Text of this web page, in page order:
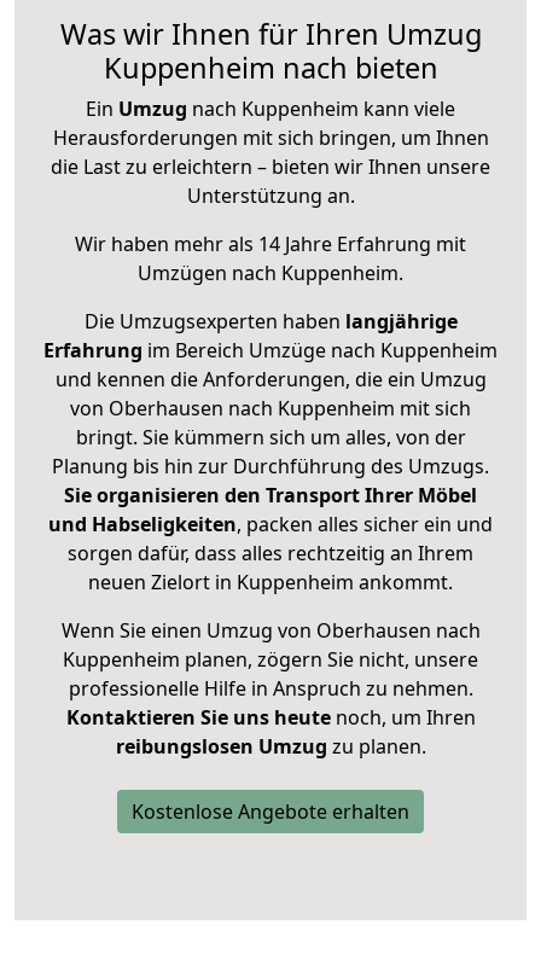
Was wir Ihnen für Ihren Umzug
Kuppenheim nach bieten
Ein Umzug nach Kuppenheim kann viele
Herausforderungen mit sich bringen, um Ihnen
die Last zu erleichtern – bieten wir Ihnen unsere
Unterstützung an.
Wir haben mehr als 14 Jahre Erfahrung mit
Umzügen nach Kuppenheim.
Die Umzugsexperten haben langjährige
Erfahrung im Bereich Umzüge nach Kuppenheim
und kennen die Anforderungen, die ein Umzug
von Oberhausen nach Kuppenheim mit sich
bringt. Sie kümmern sich um alles, von der
Planung bis hin zur Durchführung des Umzugs.
Sie organisieren den Transport Ihrer Möbel
und Habseligkeiten, packen alles sicher ein und
sorgen dafür, dass alles rechtzeitig an Ihrem
neuen Zielort in Kuppenheim ankommt.
Wenn Sie einen Umzug von Oberhausen nach
Kuppenheim planen, zögern Sie nicht, unsere
professionelle Hilfe in Anspruch zu nehmen.
Kontaktieren Sie uns heutenoch, um Ihren
reibungslosen Umzug zu planen.
Kostenlose Angebote erhalten